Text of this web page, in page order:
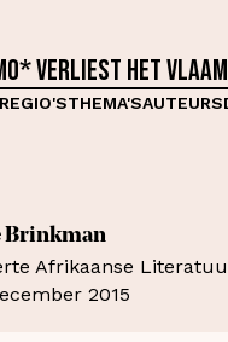
verliest het
REGIO'STHEMA'SAUTEURS
Brinkman
Afrikaanse
2015